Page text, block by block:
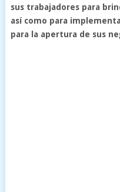
sus trabajadores para
así como para
para la apertura de sus